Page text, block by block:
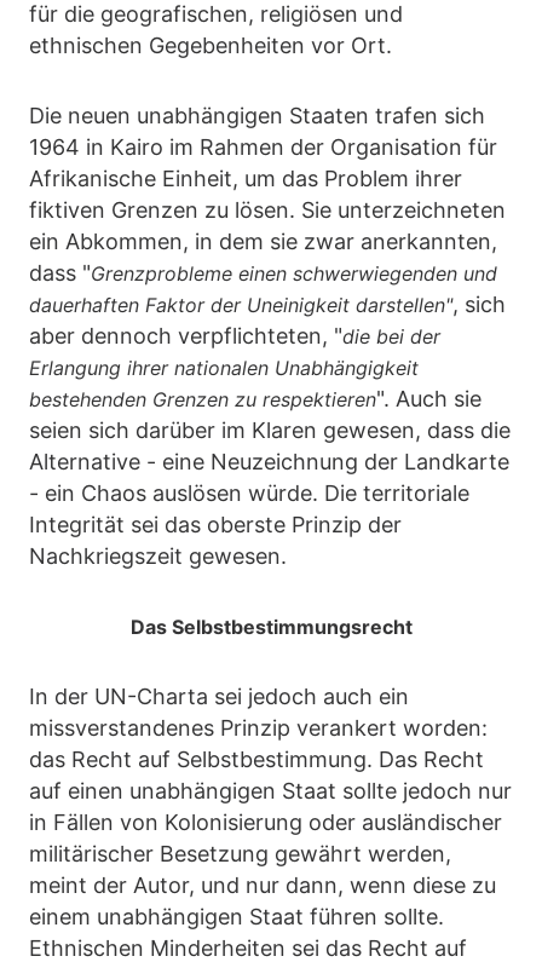
für die geografischen, religiösen und
ethnischen Gegebenheiten vor Ort.
Die neuen unabhängigen Staaten trafen sich
1964 in Kairo im Rahmen der Organisation für
Afrikanische Einheit, um das Problem ihrer
fiktiven Grenzen zu lösen. Sie unterzeichneten
ein Abkommen, in dem sie zwar anerkannten,
dass "Grenzprobleme einen schwerwiegenden und
dauerhaften Faktor der Uneinigkeit darstellen", sich
aber dennoch verpflichteten, "die bei der
Erlangung ihrer nationalen Unabhängigkeit
bestehenden Grenzen zu respektieren". Auch sie
seien sich darüber im Klaren gewesen, dass die
Alternative - eine Neuzeichnung der Landkarte
- ein Chaos auslösen würde. Die territoriale
Integrität sei das oberste Prinzip der
Nachkriegszeit gewesen.
Das Selbstbestimmungsrecht
In der UN-Charta sei jedoch auch ein
missverstandenes Prinzip verankert worden:
das Recht auf Selbstbestimmung. Das Recht
auf einen unabhängigen Staat sollte jedoch nur
in Fällen von Kolonisierung oder ausländischer
militärischer Besetzung gewährt werden,
meint der Autor, und nur dann, wenn diese zu
einem unabhängigen Staat führen sollte.
Ethnischen Minderheiten sei das Recht auf